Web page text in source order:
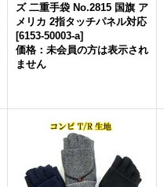
ズ 二重手袋 No.2815 国旗 ア
メリカ 2指タッチパネル対応
[6153-50003-a]
価格：未会員の方は表示され
ません